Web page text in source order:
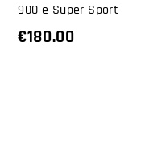
900 e Super Sport
€180.00